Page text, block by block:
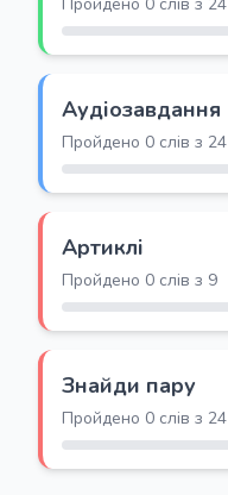
Аудіозавдання
Пройдено 0 слів з 24
Артиклі
Пройдено 0 слів з 9
Знайди пару
Пройдено 0 слів з 24